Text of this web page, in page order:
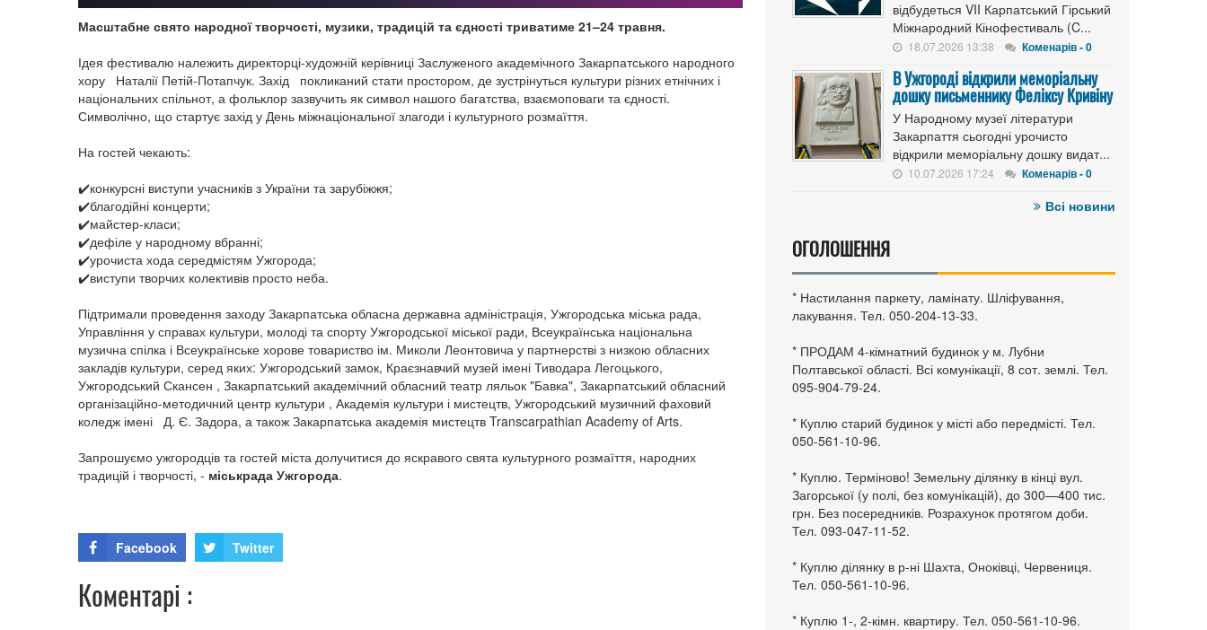
Масштабне свято народної творчості, музики, традицій та єдності триватиме 21–24 травня.
Ідея фестивалю належить директорці-художній керівниці Заслуженого академічного Закарпатського народного
хору Наталії Петій-Потапчук. Захід покликаний стати простором, де зустрінуться культури різних етнічних і
національних спільнот, а фольклор зазвучить як символ нашого багатства, взаємоповаги та єдності.
Символічно, що стартує захід у День міжнаціональної злагоди і культурного розмаїття.
На гостей чекають:
✔️конкурсні виступи учасників з України та зарубіжжя;
✔️благодійні концерти;
✔️майстер-класи;
✔️дефіле у народному вбранні;
✔️урочиста хода середмістям Ужгорода;
✔️виступи творчих колективів просто неба.
Підтримали проведення заходу Закарпатська обласна державна адміністрація, Ужгородська міська рада,
Управління у справах культури, молоді та спорту Ужгородської міської ради, Всеукраїнська національна
музична спілка і Всеукраїнське хорове товариство ім. Миколи Леонтовича у партнерстві з низкою обласних
закладів культури, серед яких: Ужгородський замок, Краєзнавчий музей імені Тиводара Легоцького,
Ужгородський Скансен , Закарпатський академічний обласний театр ляльок "Бавка", Закарпатський обласний
організаційно-методичний центр культури , Академія культури і мистецтв, Ужгородський музичний фаховий
коледж імені Д. Є. Задора, а також Закарпатська академія мистецтв Transcarpathian Academy of Arts.
Запрошуємо ужгородців та гостей міста долучитися до яскравого свята культурного розмаїття, народних
традицій і творчості, - міськрада Ужгорода.
Facebook Twitter
Коментарі :
відбудеться VII Карпатський Гірський
Міжнародний Кінофестиваль (C...
18.07.2026 13:38 Коменарів - 0
В Ужгороді відкрили меморіальну
дошку письменнику Феліксу Кривіну
У Народному музеї літератури
Закарпаття сьогодні урочисто
відкрили меморіальну дошку видат...
10.07.2026 17:24 Коменарів - 0
Всі новини
ОГОЛОШЕННЯ
* Настилання паркету, ламінату. Шліфування,
лакування. Тел. 050-204-13-33.
* ПРОДАМ 4-кімнатний будинок у м. Лубни
Полтавської області. Всі комунікації, 8 сот. землі. Тел.
095-904-79-24.
* Куплю старий будинок у місті або передмісті. Тел.
050-561-10-96.
* Куплю. Терміново! Земельну ділянку в кінці вул.
Загорської (у полі, без комунікацій), до 300—400 тис.
грн. Без посередників. Розрахунок протягом доби.
Тел. 093-047-11-52.
* Куплю ділянку в р-ні Шахта, Оноківці, Червениця.
Тел. 050-561-10-96.
* Куплю 1-, 2-кімн. квартиру. Тел. 050-561-10-96.